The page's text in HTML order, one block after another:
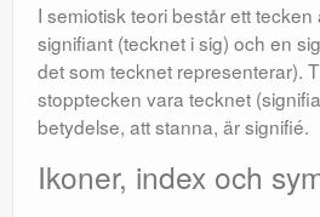
I semiotisk teori består ett
signifiant (tecknet i sig) och en
det som tecknet representerar).
stopptecken vara tecknet
betydelse, att stanna, är signifié.
Ikoner, index och